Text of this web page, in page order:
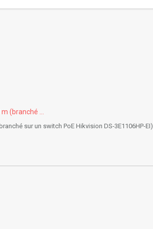
(branché ...
sur un switch PoE Hikvision DS-3E1106HP-EI)